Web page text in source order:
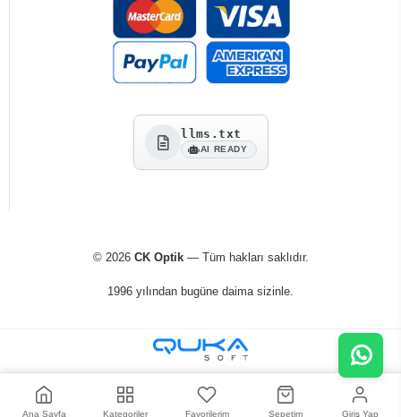
llms.txt
AI READY
© 2026 CK Optik— Tüm hakları saklıdır.
1996 yılından bugüne daima sizinle.
Ana Sayfa Kategoriler Favorilerim Sepetim Giriş Yap